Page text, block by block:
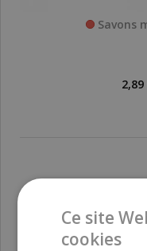
Savons
2,89
Ce site
cookies